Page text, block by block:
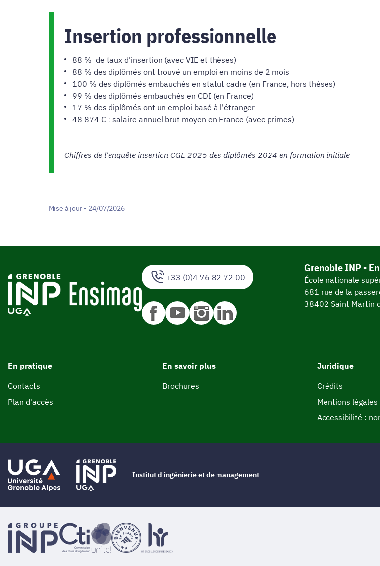
(ISI)
pour
finance
(IF)
Ensimag,
filière
Modélisation
mathématique,
image,
simulation
(MMIS)
Insertion professionnelle
88 % de taux d'insertion (avec VIE et thèses)
88 % des diplômés ont trouvé un emploi en moins de 2 mois
100 % des diplômés embauchés en statut cadre (en France, hors thèses)
99 % des diplômés embauchés en CDI (en France)
17 % des diplômés ont un emploi basé à l'étranger
48 874 € : salaire annuel brut moyen en France (avec primes)
Chiffres de l'enquête insertion CGE 2025 des diplômés 2024 en formation initiale
Mise à jour - 24/07/2026
+33 (0)4 76 82 72 00
Grenoble INP -
École nationale
681 rue de la
38402 Saint Martin
En pratique
Contacts
Plan d'accès
En savoir plus
Brochures
Juridique
Crédits
Mentions légales
Accessibilité :
Institut d'ingénierie et de management